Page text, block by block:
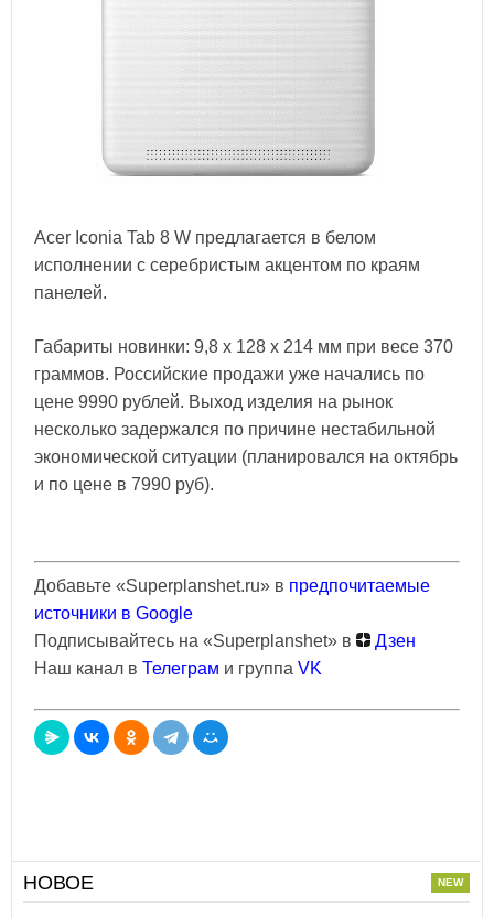
Acer Iconia Tab 8 W предлагается в белом
исполнении с серебристым акцентом по краям
панелей.
Габариты новинки: 9,8 х 128 х 214 мм при весе 370
граммов. Российские продажи уже начались по
цене 9990 рублей. Выход изделия на рынок
несколько задержался по причине нестабильной
экономической ситуации (планировался на октябрь
и по цене в 7990 руб).
Добавьте «Superplanshet.ru» в предпочитаемые
источники в Google
Подписывайтесь на «Superplanshet» в
Дзен
Наш канал в Телеграм и группа VK
НОВОЕ